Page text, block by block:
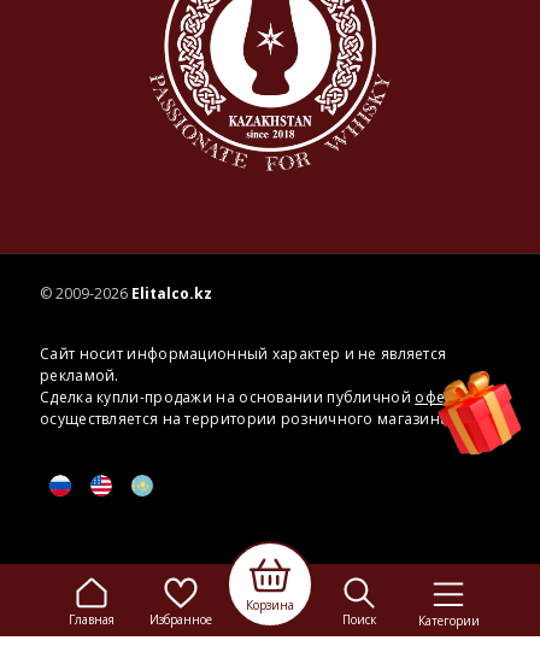
Главная Избранное
Корзина
Поиск
Категории
© 2009-2026 Elitalco.kz
Сайт носит информационный характер и не является
рекламой.
Сделка купли-продажи на основании публичной оферты
осуществляется на территории розничного магазина.